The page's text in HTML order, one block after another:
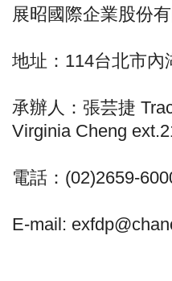
展昭國際企業股份
地址：114台北市內
承辦人：張芸捷
Virginia Cheng
電話：(02)2659-
E-mail: